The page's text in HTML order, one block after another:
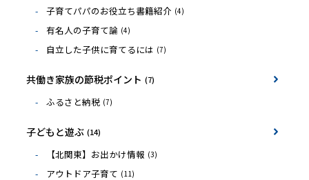
子育てパパのお役立ち書籍紹介 (4)
有名人の子育て論 (4)
自立した子供に育てるには (7)
共働き家族の節税ポイント (7)
ふるさと納税 (7)
子どもと遊ぶ (14)
【北関東】お出かけ情報 (3)
アウトドア子育て (11)